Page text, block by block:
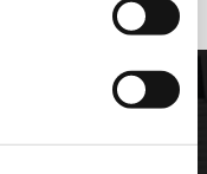
villkor